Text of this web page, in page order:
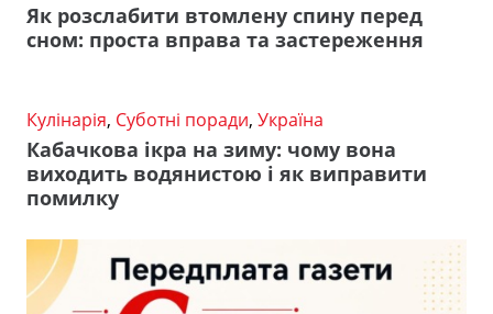
Як розслабити втомлену спину перед
сном: проста вправа та застереження
Кулінарія, Суботні поради, Україна
Кабачкова ікра на зиму: чому вона
виходить водянистою і як виправити
помилку